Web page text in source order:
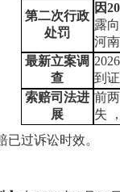
第二次行政
处罚
因
露
河
最新立案调
查
到
索赔司法进
展
前
失
过诉讼时效。